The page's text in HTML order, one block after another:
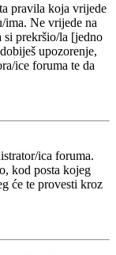
pravila koja vrijede
Ne vrijede na
prekršio/la [jedno
upozorenje,
ice foruma te da
ica foruma.
kod posta kojeg
će te provesti kroz